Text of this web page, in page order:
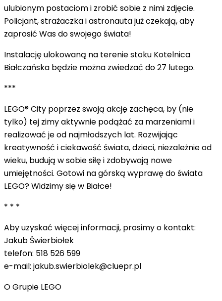
ulubionym postaciom i zrobić sobie z nimi zdjęcie.
Policjant, strażaczka i astronauta już czekają, aby
zaprosić Was do swojego świata!
Instalację ulokowaną na terenie stoku Kotelnica
Białczańska będzie można zwiedzać do 27 lutego.
***
LEGO® City poprzez swoją akcję zachęca, by (nie
tylko) tej zimy aktywnie podążać za marzeniami i
realizować je od najmłodszych lat. Rozwijając
kreatywność i ciekawość świata, dzieci, niezależnie od
wieku, budują w sobie siłę i zdobywają nowe
umiejętności. Gotowi na górską wyprawę do świata
LEGO? Widzimy się w Białce!
* * *
Aby uzyskać więcej informacji, prosimy o kontakt:
Jakub Świerbiołek
telefon: 518 526 599
e-mail: jakub.swierbiolek@cluepr.pl
O Grupie LEGO